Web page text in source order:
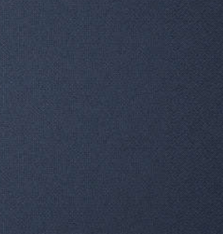
NASA
с привычными